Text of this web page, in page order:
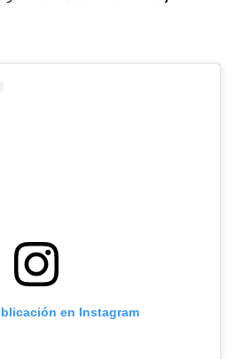
en Instagram